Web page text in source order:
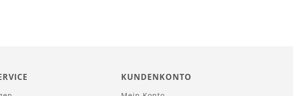
KUNDENKONTO